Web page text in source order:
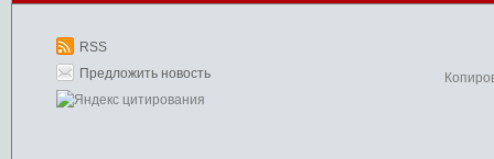
RSS
Предложить новость